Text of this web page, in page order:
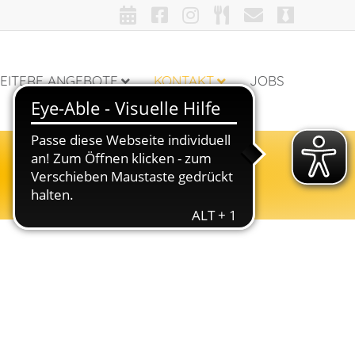
ANGEBOTE KONTAKT JOBS